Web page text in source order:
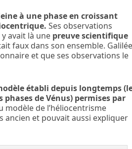
à une phase en croissant
Ses observations
avait là une preuve scientifique
faux dans son ensemble.
et que ses observations le
établi depuis longtemps
de Vénus) permises par
modèle de l’héliocentrisme
ancien et pouvait aussi expliquer